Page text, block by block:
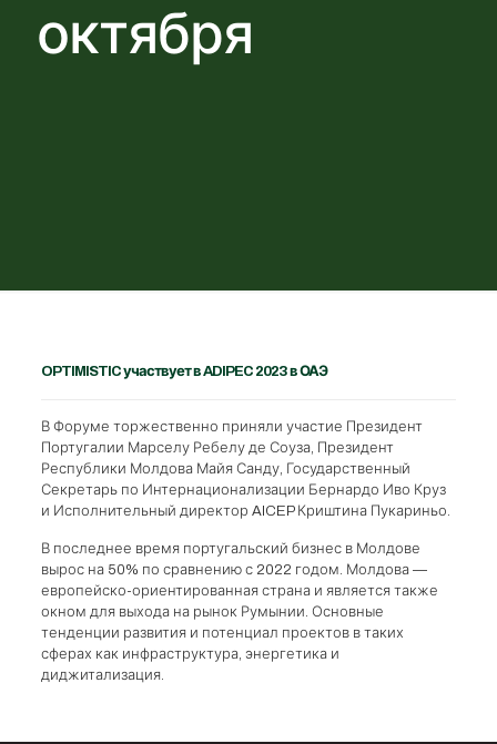
октября
OPTIMISTIC участвует в ADIPEC 2023 в ОАЭ
В Форуме торжественно приняли участие Президент
Португалии Марселу Ребелу де Соуза, Президент
Республики Молдова Майя Санду, Государственный
Секретарь по Интернационализации Бернардо Иво Круз
и Исполнительный директор AICEP Криштина Пукариньо.
В последнее время португальский бизнес в Молдове
вырос на 50% по сравнению с 2022 годом. Молдова —
европейско-ориентированная страна и является также
окном для выхода на рынок Румынии. Основные
тенденции развития и потенциал проектов в таких
сферах как инфраструктура, энергетика и
диджитализация.